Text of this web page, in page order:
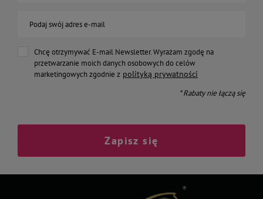
Podaj swój adres e-mail
Chcę otrzymywać E-mail Newsletter. Wyrażam zgodę na
przetwarzanie moich danych osobowych do celów
marketingowych zgodnie z polityką prywatności
* Rabaty nie łączą się
Zapisz się